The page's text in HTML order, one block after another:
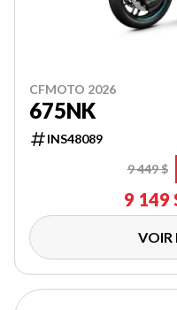
CFMOTO 2026
675NK
INS48089
9 449 $
9 149
VOIR